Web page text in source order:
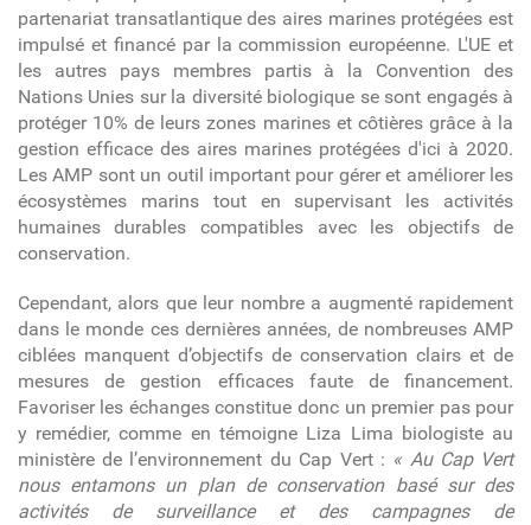
partenariat transatlantique des aires marines protégées est
impulsé et financé par la commission européenne. L'UE et
les autres pays membres partis à la Convention des
Nations Unies sur la diversité biologique se sont engagés à
protéger 10% de leurs zones marines et côtières grâce à la
gestion efficace des aires marines protégées d'ici à 2020.
Les AMP sont un outil important pour gérer et améliorer les
écosystèmes marins tout en supervisant les activités
humaines durables compatibles avec les objectifs de
conservation.
Cependant, alors que leur nombre a augmenté rapidement
dans le monde ces dernières années, de nombreuses AMP
ciblées manquent d’objectifs de conservation clairs et de
mesures de gestion efficaces faute de financement.
Favoriser les échanges constitue donc un premier pas pour
y remédier, comme en témoigne Liza Lima biologiste au
ministère de l’environnement du Cap Vert : « Au Cap Vert
nous entamons un plan de conservation basé sur des
activités de surveillance et des campagnes de